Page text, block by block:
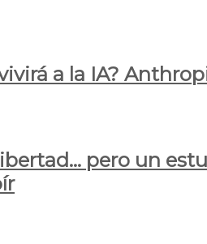
a la IA?
pero un